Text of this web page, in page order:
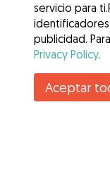
servicio para
identificadores
publicidad.
Privacy Policy.
Aceptar